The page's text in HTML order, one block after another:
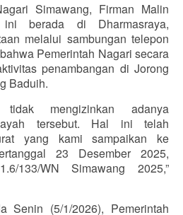
Simawang, Firman Malin
berada di Dharmasraya,
melalui sambungan telepon
Pemerintah Nagari secara
penambangan di Jorong
Baduih.
tidak mengizinkan adanya
tersebut. Hal ini telah
yang kami sampaikan ke
23 Desember 2025,
133/WN Simawang 2025,”
Senin (5/1/2026), Pemerintah